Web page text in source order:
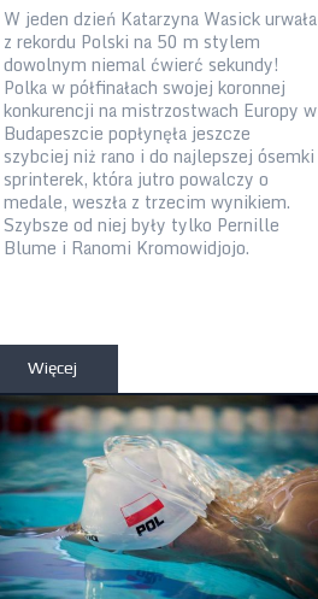
W jeden dzień Katarzyna Wasick urwała
z rekordu Polski na 50 m stylem
dowolnym niemal ćwierć sekundy!
Polka w półfinałach swojej koronnej
konkurencji na mistrzostwach Europy w
Budapeszcie popłynęła jeszcze
szybciej niż rano i do najlepszej ósemki
sprinterek, która jutro powalczy o
medale, weszła z trzecim wynikiem.
Szybsze od niej były tylko Pernille
Blume i Ranomi Kromowidjojo.
Więcej